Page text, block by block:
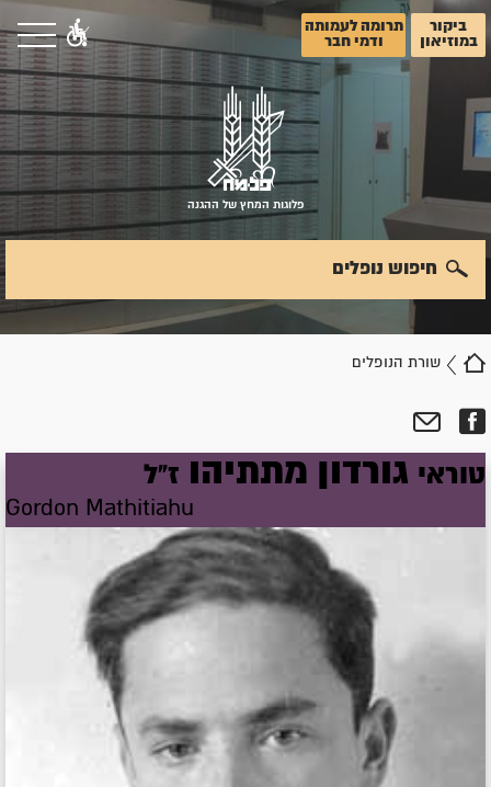
ביקור
במוזיאון
תרומה לעמותה
ודמי חבר
פלוגות המחץ של ההגנה
שורת הנופלים
חיפוש נופלים
טוראי גורדון מתתיהו ז"ל
Gordon Mathitiahu